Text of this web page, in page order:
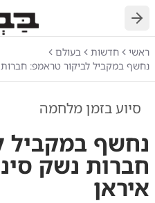
חזרה
ראשי חדשות
בעולם
נחשף במקביל לביקור טראמפ:
סיוע בזמן מלחמה
נחשף במקביל
חברות נשק
איראן